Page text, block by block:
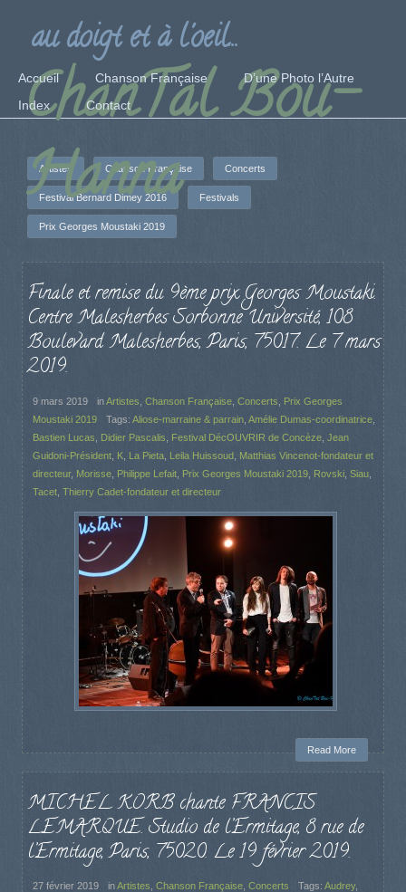
ChanTal Bou-
Hanna
au doigt et à l'oeil...
Accueil Chanson Française
D’une Photo l’Autre
Index
Contact
Artistes Chanson Française Concerts
Festival Bernard Dimey 2016 Festivals
Prix Georges Moustaki 2019
Finale et remise du 9ème prix Georges Moustaki.
Centre Malesherbes Sorbonne Université, 108
Boulevard Malesherbes, Paris, 75017. Le 7 mars
2019.
9 mars 2019 inArtistes Chanson Française Concerts
Prix Georges
Moustaki 2019
Tags: Aliose-marraine & parrain Amélie Dumas-coordinatrice
Bastien Lucas
Didier Pascalis Festival DécOUVRIR de Concèze Jean
Guidoni-Président K La Pieta Leila Huissoud Matthias Vincenot-fondateur et
directeur, Morisse Philippe Lefait Prix Georges Moustaki 2019 Rovski Siau
Tacet Thierry Cadet-fondateur et directeur
Read More
MICHEL KORB chante FRANCIS
LEMARQUE. Studio de l’Ermitage, 8 rue de
l’Ermitage, Paris, 75020. Le 19 février 2019.
27 février 2019 inArtistes Chanson Française Concerts Tags: Audrey,